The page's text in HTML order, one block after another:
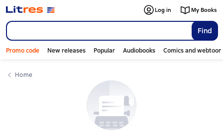
Find
Log in My Books
Promo code New releases Popular Audiobooks Comics and
Home
Слайдер с книгами